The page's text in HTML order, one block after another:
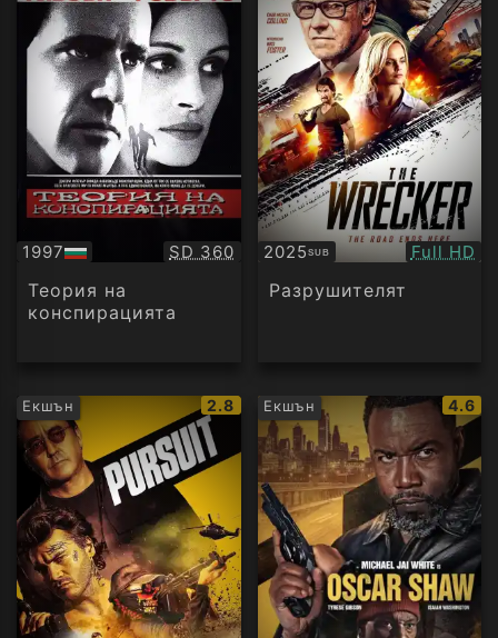
1997
БГ
аудио
Качество:
SD 360
Теория на
конспирацията
2025SUB
Субтитри Full HD
Разрушителят
Екшън
IMDb
рейтинг:
2.8 Екшън
IMDb
4.6